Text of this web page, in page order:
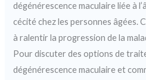
dégénérescence maculaire liée à
cécité chez les personnes âgées.
à ralentir la progression de la
Pour discuter des options de
dégénérescence maculaire et